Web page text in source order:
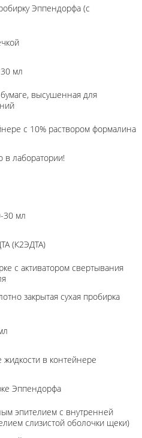
Эппендорфа (с
мл
высушенная для
с 10% раствором формалина
в лаборатории!
30 мл
(К2ЭДТА)
с активатором свертывания
закрытая сухая пробирка
в контейнере
Эппендорфа
эпителием с внутренней
слизистой оболочки щеки)